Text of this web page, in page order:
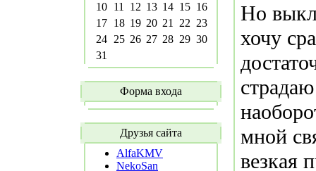
10 11 12 13 14 15 16
17 18 19 20 21 22 23
24 25 26 27 28 29 30
31
Форма входа
Друзья сайта
AlfaKMV
NekoSan
Но
хочу
мной
везкая